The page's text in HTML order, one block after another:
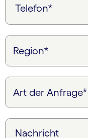
Telefon*
Nachricht